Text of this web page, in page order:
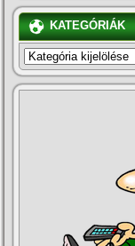
KATEGÓRIÁK
KATEGÓRIÁK